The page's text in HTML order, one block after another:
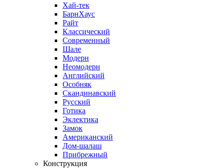
Хай-тек
БарнХаус
Райт
Классический
Современный
Шале
Модерн
Неомодерн
Английский
Особняк
Скандинавский
Русский
Готика
Эклектика
Замок
Американский
Дом-шалаш
Прибрежный
Конструкция